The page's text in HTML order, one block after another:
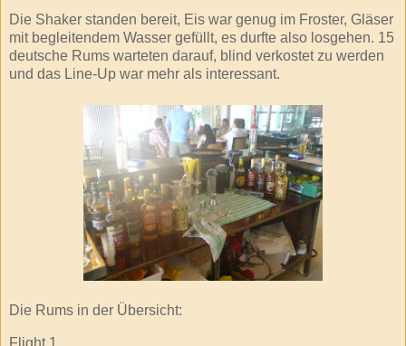
Die Shaker standen bereit, Eis war genug im Froster, Gläser
mit begleitendem Wasser gefüllt, es durfte also losgehen. 15
deutsche Rums warteten darauf, blind verkostet zu werden
und das Line-Up war mehr als interessant.
Die Rums in der Übersicht: